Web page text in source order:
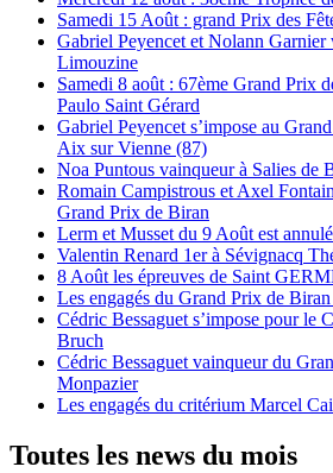
Samedi 15 Août : grand Prix des
Gabriel Peyencet et Nolann Garnier
Limouzine
Samedi 8 août : 67ème Grand Prix
Paulo Saint Gérard
Gabriel Peyencet s’impose au
Aix sur Vienne (87)
Noa Puntous vainqueur à Salies de
Romain Campistrous et Axel
Grand Prix de Biran
Lerm et Musset du 9 Août est
Valentin Renard 1er à Sévignacq
8 Août les épreuves de Saint
Les engagés du Grand Prix de
Cédric Bessaguet s’impose pour le
Bruch
Cédric Bessaguet vainqueur du
Monpazier
Les engagés du critérium Marcel
Toutes les news du mois